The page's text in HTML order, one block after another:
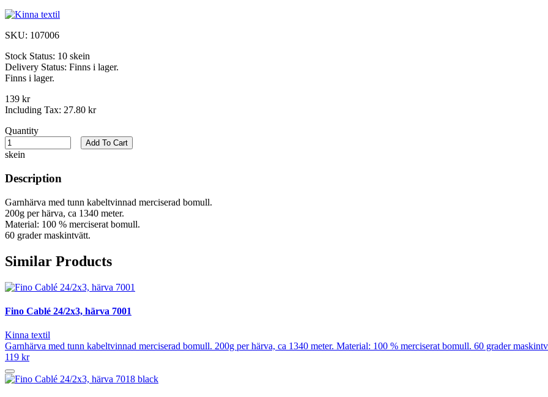
SKU: 107006
Stock Status: 10 skein
Delivery Status: Finns i lager.
Finns i lager.
139 kr
Including Tax: 27.80 kr
Quantity
skein
Add To Cart
Description
Garnhärva med tunn kabeltvinnad merciserad bomull.
200g per härva, ca 1340 meter.
Material: 100 % merciserat bomull.
60 grader maskintvätt.
Similar Products
Fino Cablé 24/2x3, härva 7001
Kinna textil
Garnhärva med tunn kabeltvinnad merciserad bomull. 200g per härva, ca 1340 meter. Material: 100 % merciserat bomull. 60 grader
119 kr